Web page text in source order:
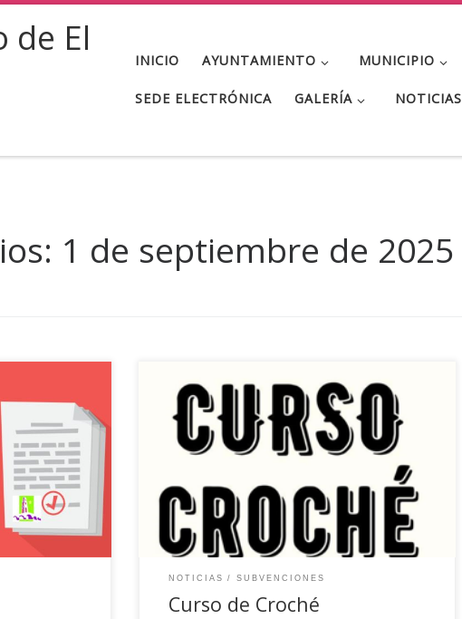
de El
INICIO AYUNTAMIENTO MUNICIPIO
SEDE ELECTRÓNICA GALERÍA NOTICIAS
1 de septiembre de 2025
próximo día
el horario
BIBLIOTECA
miércoles de
cualquier
[…]
El Ayuntamiento de El Viso (Córdoba) ha recibido
una ayuda económica del Instituto Provincial de
Desarrollo Económico (IPRODECO) para el
proyecto Curso de Croché con el que se va a
realizar unos mantones y capas para el Auto
Sacramental de los Reyes Magos de 2026. El
curso comenzará el […]
NOTICIAS SUBVENCIONES
Curso de Croché